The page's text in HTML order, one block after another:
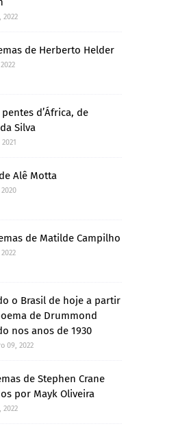
2022
de Herberto Helder
d’África, de
Silva
Alê Motta
de Matilde Campilho
o Brasil de hoje a partir
de Drummond
nos anos de 1930
09, 2022
de Stephen Crane
por Mayk Oliveira
2022